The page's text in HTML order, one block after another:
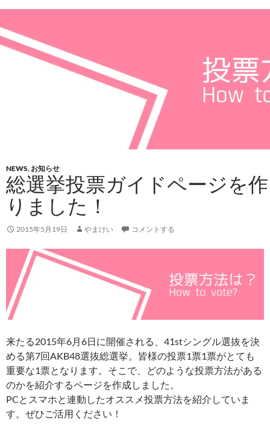
NEWS, お知らせ
総選挙投票ガイドページを作
りました！
2015年5月19日 やまけい コメントする
来たる2015年6月6日に開催される、41stシングル選抜を決
める第7回AKB48選抜総選挙。皆様の投票1票1票がとても
重要な1票となります。そこで、どのような投票方法がある
のかを紹介するページを作成しました。
PCとスマホと連動したオススメ投票方法を紹介していま
す。ぜひご活用ください！